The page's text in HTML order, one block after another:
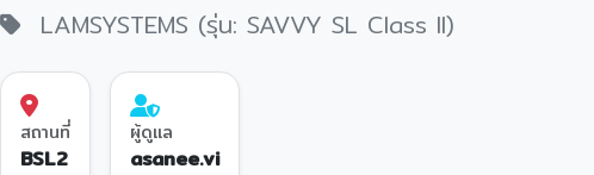
LAMSYSTEMS (รุ่น: SAVVY SL Class II)
สถานที่
BSL2
ผู้ดูแล
asanee.vi